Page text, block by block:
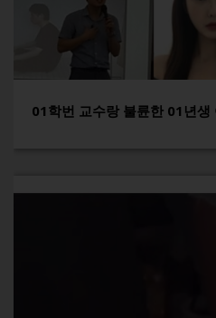
01학번 교수랑 불륜한 01년생